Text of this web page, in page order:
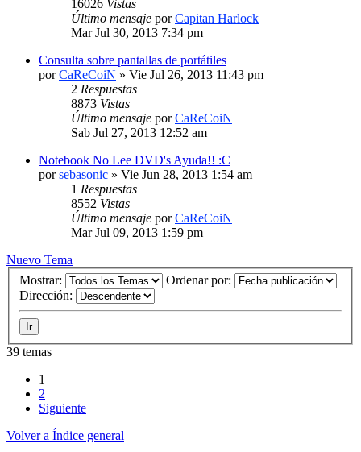
16026 Vistas
Último mensaje porCapitan Harlock
Mar Jul 30, 2013 7:34 pm
Consulta sobre pantallas de portátiles
porCaReCoiN » Vie Jul 26, 2013 11:43 pm
2 Respuestas
8873 Vistas
Último mensaje porCaReCoiN
Sab Jul 27, 2013 12:52 am
Notebook No Lee DVD's Ayuda!! :C
porsebasonic » Vie Jun 28, 2013 1:54 am
1 Respuestas
8552 Vistas
Último mensaje porCaReCoiN
Mar Jul 09, 2013 1:59 pm
Nuevo Tema
Mostrar:
Ordenar por:
Dirección:
39 temas
1
2
Siguiente
Volver a Índice general